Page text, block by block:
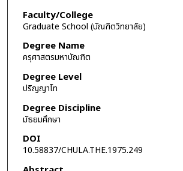
Faculty/College
Graduate School (บัณฑิตวิทยาลัย)
Degree Name
ครุศาสตรมหาบัณฑิต
Degree Level
ปริญญาโท
Degree Discipline
มัธยมศึกษา
DOI
10.58837/CHULA.THE.1975.249